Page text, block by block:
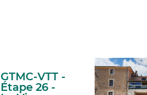
GTMC-VTT -
Étape 26 -